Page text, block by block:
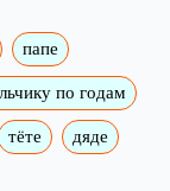
папе
по годам
тёте дяде